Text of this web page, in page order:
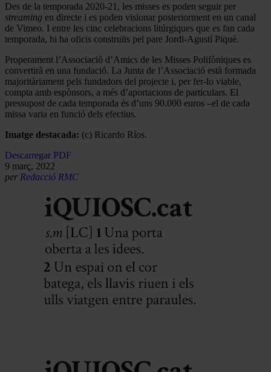
Des de la temporada 2020-21, les misses es poden seguir per
streaming en directe i es poden visionar posteriorment en un canal
de Vimeo. I entre les cinc celebracions litúrgiques que es fan cada
temporada, hi ha oficis construïts pel pare Jordi-Agustí Piqué.
Properament l’Associació d’Amics de les Misses Polifòniques es
convertirà en una fundació. La Junta de l’Associació està formada
majoritàriament pels fundadors del projecte i, per fer-lo viable,
compta amb espònsors, a més d’aportacions de particulars. El
pressupost de cada temporada és d’uns 90.000 euros –el de cada
missa varia en funció dels efectius.
Imatge destacada: (c) Ricardo Ríos.
Descarregar PDF
9 març, 2022
per Redacció RMC